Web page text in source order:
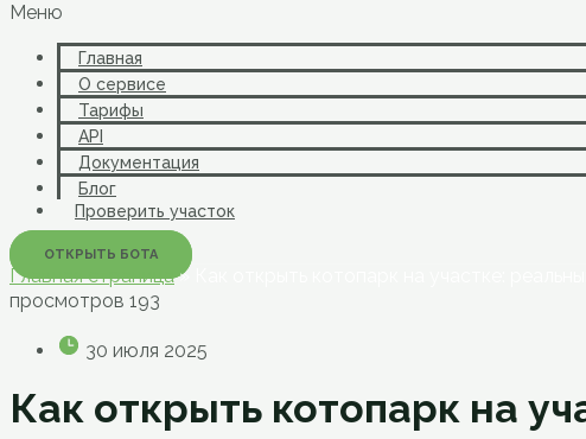
Меню
Главная
О сервисе
Тарифы
API
Документация
Блог
Проверить участок
ОТКРЫТЬ БОТА
Главная страница»
просмотров 193
30 июля 2025
Как открыть котопарк на